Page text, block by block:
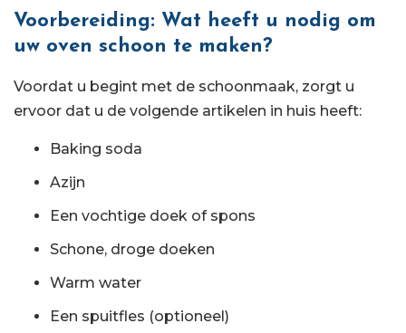
Voorbereiding: Wat heeft u nodig om
uw oven schoon te maken?
Voordat u begint met de schoonmaak, zorgt u
ervoor dat u de volgende artikelen in huis heeft:
Baking soda
Azijn
Een vochtige doek of spons
Schone, droge doeken
Warm water
Een spuitfles (optioneel)